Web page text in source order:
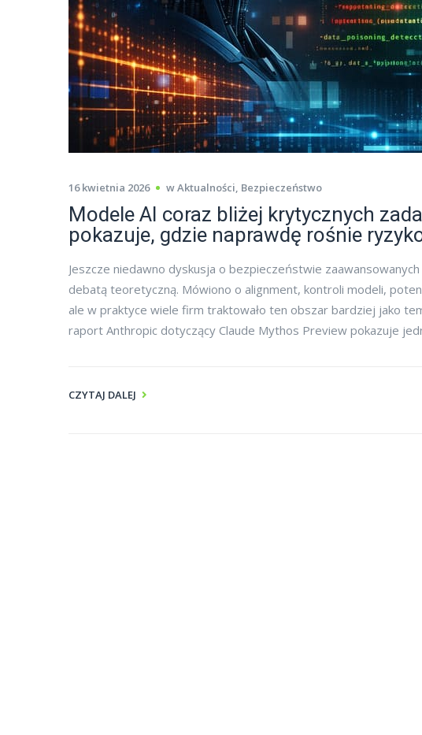
16 kwietnia 2026 wAktualności, Bezpieczeństwo
Modele AI coraz bliżej krytycznych
pokazuje, gdzie naprawdę rośnie
Jeszcze niedawno dyskusja o bezpieczeństwie
debatą teoretyczną. Mówiono o alignment, kontroli modeli,
ale w praktyce wiele firm traktowało ten obszar bardziej jako
raport Anthropic dotyczący Claude Mythos Preview pokazuje
CZYTAJ DALEJ